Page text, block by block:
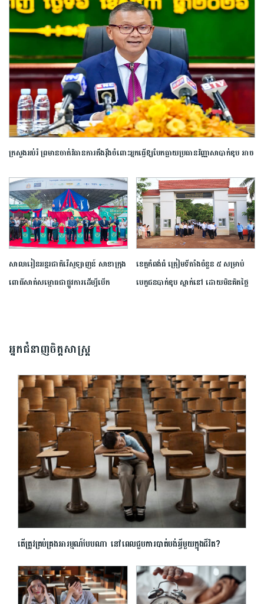
ក្រសួង​អប់រំ ​ព្រមាន​ចាត់​វិធានការ​តឹងរ៉ឹង​ចំពោះ​អ្នក​ធ្វើឱ្យ​បែកធ្លាយ​ប្រធាន​វិញ្ញាសា​បាក់ឌុប ​អាច​
សាលារៀន​អន្តរជាតិ​វ៉េស្ទឡាញន៍​ ​សាខា​ក្រុង​
ពោធិ៍សាត់​សម្ពោធ​ជា​ផ្លូវការ​​ដើម្បី​បើក​
ខេត្ត​កំពង់ធំ​ ត្រៀម​ទីតាំង​ចំនួន​ ​៥​ ​សម្រាប់​
បេក្ខជន​បាក់ឌុប ស្នាក់នៅ ​ដោយ​មិន​គិត​ថ្លៃ​
អ្នកជំនាញចិត្តសាស្រ្ត
តើត្រូវគ្រប់គ្រងអារម្មណ៍បែបណា នៅពេលជួបការបាត់បង់អ្វីមួយក្នុងជីវិត?